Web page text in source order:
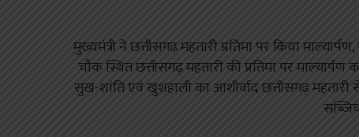
मुख्यमंत्री ने छत्तीसगढ़ महतारी प्रतिमा पर किया
चौक स्थित छत्तीसगढ़ महतारी की प्रतिमा पर
सुख-शांति एवं खुशहाली का आशीर्वाद छत्तीसगढ़ महतारी